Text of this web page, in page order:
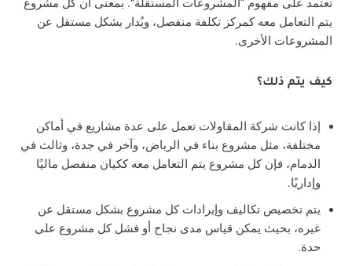
تعتمد على مفهوم “المشروعات المستقلة”. بمعنى أن كل مشروع
يتم التعامل معه كمركز تكلفة منفصل، ويُدار بشكل مستقل عن
المشروعات الأخرى.
كيف يتم ذلك؟
إذا كانت شركة المقاولات تعمل على عدة مشاريع في أماكن
مختلفة، مثل مشروع بناء في الرياض، وآخر في جدة، وثالث في
الدمام، فإن كل مشروع يتم التعامل معه ككيان منفصل ماليًا
وإداريًا.
يتم تخصيص تكاليف وإيرادات كل مشروع بشكل مستقل عن
غيره، بحيث يمكن قياس مدى نجاح أو فشل كل مشروع على
حدة.